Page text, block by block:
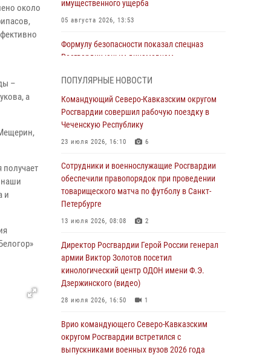
около
–
а
наши
и
имущественного ущерба
05 августа 2026, 13:53
Формулу безопасности показал спецназ
Росгвардии юным динамовцам
В столице росгвардейцы задержали мужчину,
устроившего дебош в букмекерской конторе
В Удмуртии при силовой поддержке спецназа
Росгвардии задержаны подозреваемые в
мошенничестве под видом оказания
оздоровительных услуг (видео)
В Москве дети сотрудников и
военнослужащих Росгвардии посетили
мастер-класс по художественной гимнастике
05 августа 2026, 13:00
Офицеры Росгвардии и ветераны войск
правопорядка почтили память генерала
армии Ивана Кирилловича Яковлева
ПОПУЛЯРНЫЕ НОВОСТИ
Командующий Северо-Кавказским округом
Росгвардии совершил рабочую поездку в
Чеченскую Республику
23 июля 2026, 16:10 6
Сотрудники и военнослужащие Росгвардии
обеспечили правопорядок при проведении
товарищеского матча по футболу в Санкт-
Петербурге
13 июля 2026, 08:08 2
Директор Росгвардии Герой России генерал
армии Виктор Золотов посетил
кинологический центр ОДОН имени Ф.Э.
Дзержинского (видео)
28 июля 2026, 16:50 1
Врио командующего Северо-Кавказским
округом Росгвардии встретился с
выпускниками военных вузов 2026 года